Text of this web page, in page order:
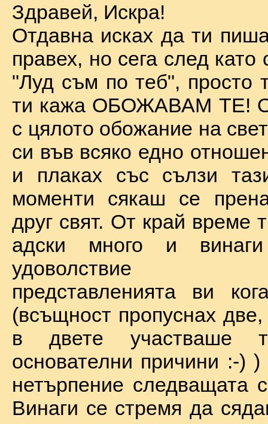
Здравей, Искра!
Отдавна исках да ти
правех, но сега след като
"Луд съм по теб", просто
ти кажа ОБОЖАВАМ ТЕ!
с цялото обожание на
си във всяко едно
и плаках със сълзи
моменти сякаш се
друг свят. От край време
адски много и
удоволствие
представленията ви
(всъщност пропуснах
в двете участваше
основателни причини :-)
нетърпение следващата
Винаги се стремя да